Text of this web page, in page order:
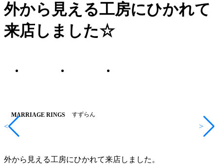
< >
外から見える工房にひかれて
来店しました☆
MARRIAGE RINGS すずらん
外から見える工房にひかれて来店しました。